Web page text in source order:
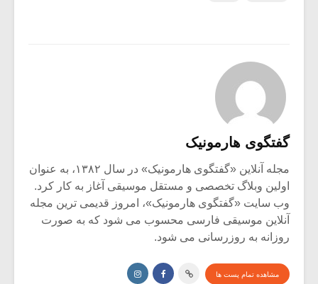
گفتگوی هارمونیک
مجله آنلاین «گفتگوی هارمونیک» در سال ۱۳۸۲، به عنوان
اولین وبلاگ تخصصی و مستقل موسیقی آغاز به کار کرد.
وب سایت «گفتگوی هارمونیک»، امروز قدیمی ترین مجله
آنلاین موسیقی فارسی محسوب می شود که به صورت
روزانه به روزرسانی می شود.
مشاهده تمام پست ها